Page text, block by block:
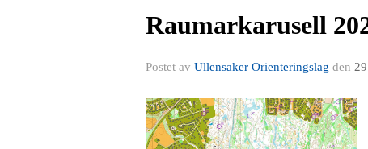
Raumarkarusell
Postet av Ullensaker Orienteringslag den